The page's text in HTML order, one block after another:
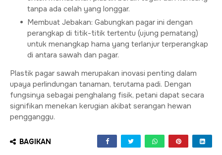
tanpa ada celah yang longgar.
Membuat Jebakan: Gabungkan pagar ini dengan
perangkap di titik-titik tertentu (ujung pematang)
untuk menangkap hama yang terlanjur terperangkap
di antara sawah dan pagar.
Plastik pagar sawah merupakan inovasi penting dalam
upaya perlindungan tanaman, terutama padi. Dengan
fungsinya sebagai penghalang fisik, petani dapat secara
signifikan menekan kerugian akibat serangan hewan
pengganggu.
BAGIKAN